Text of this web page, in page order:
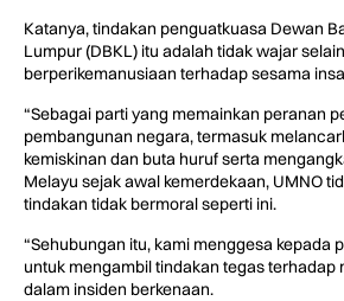
Katanya, tindakan penguatkuasa Dewan
Lumpur (DBKL) itu adalah tidak wajar
berperikemanusiaan terhadap sesama
“Sebagai parti yang memainkan peranan
pembangunan negara, termasuk
kemiskinan dan buta huruf serta
Melayu sejak awal kemerdekaan, UMNO
tindakan tidak bermoral seperti ini.
“Sehubungan itu, kami menggesa kepada
untuk mengambil tindakan tegas terhadap
dalam insiden berkenaan.